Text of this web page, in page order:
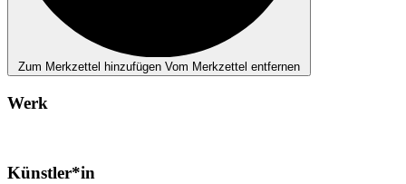
Zum Merkzettel hinzufügen Vom Merkzettel entfernen
Werk
Künstler*in